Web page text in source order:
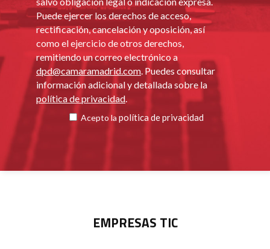
Puede ejercer los derechos de acceso,
rectificación, cancelación y oposición, así
como el ejercicio de otros derechos,
remitiendo un correo electrónico a
dpd@camaramadrid.com . Puedes consultar
información adicional y detallada sobre la
política de privacidad
Acepto la política de privacidad
EMPRESAS TIC